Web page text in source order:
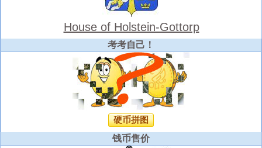
House of Holstein-Gottorp
考考自己！
硬币拼图
钱币售价